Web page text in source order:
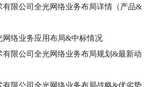
有限公司全光网络业务布局详情（产品&
网络业务应用布局&中标情况
有限公司全光网络业务布局规划&最新动
有限公司全光网络业务布局战略&优劣势